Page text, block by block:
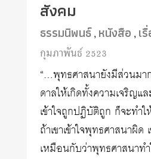
สังคม
ธรรมนิพนธ์, หนังสือ , เ
กุมภาพันธ์ 2523
“…พุทธศาสนายังมีส่วนมา
ดาลให้เกิดทั้งความเจริญแ
เข้าใจถูกปฏิบัติถูก ก็จะทำใ
ถ้าเขาเข้าใจพุทธศาสนาผิด
เหมือนกับว่าพุทธศาสนาท